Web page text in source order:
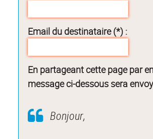
Email du destinataire (*) :
En partageant cette page par
message ci-dessous sera
Bonjour,